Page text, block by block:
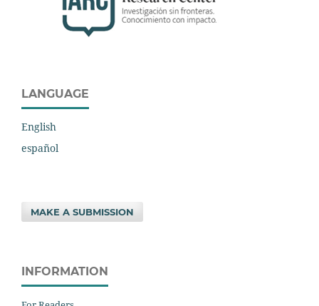
LANGUAGE
English
español
MAKE A SUBMISSION
INFORMATION